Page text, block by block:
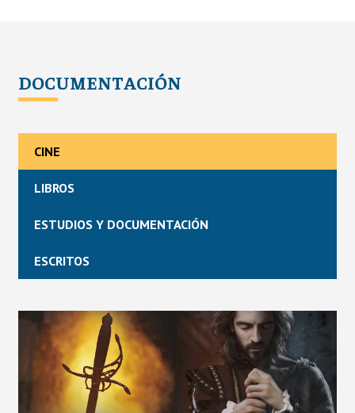
DOCUMENTACIÓN
CINE
LIBROS
ESTUDIOS Y DOCUMENTACIÓN
ESCRITOS